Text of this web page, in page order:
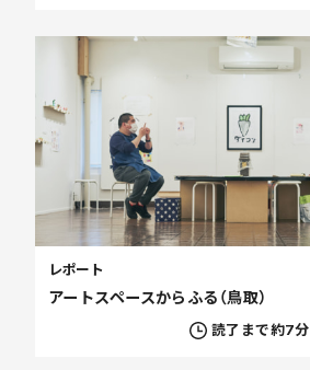
アートスペースからふる（鳥取）
レポート
読了まで約7分